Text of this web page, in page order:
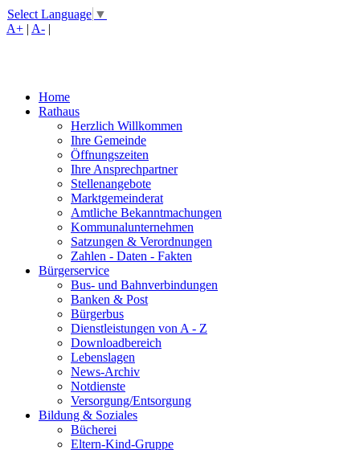
Select Language ▼
A+ | A- |
Home
Rathaus
Herzlich Willkommen
Ihre Gemeinde
Öffnungszeiten
Ihre Ansprechpartner
Stellenangebote
Marktgemeinderat
Amtliche Bekanntmachungen
Kommunalunternehmen
Satzungen & Verordnungen
Zahlen - Daten - Fakten
Bürgerservice
Bus- und Bahnverbindungen
Banken & Post
Bürgerbus
Dienstleistungen von A - Z
Downloadbereich
Lebenslagen
News-Archiv
Notdienste
Versorgung/Entsorgung
Bildung & Soziales
Bücherei
Eltern-Kind-Gruppe